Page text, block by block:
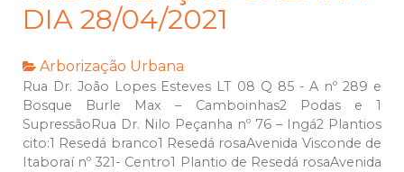
DIA 28/04/2021
Arborização Urbana
Rua Dr. João Lopes Esteves LT 08 Q 85 - A nº 289 e
Bosque Burle Max – Camboinhas2 Podas e 1
SupressãoRua Dr. Nilo Peçanha nº 76 – Ingá2 Plantios
cito:1 Resedá branco1 Resedá rosaAvenida Visconde de
Itaboraí nº 321- Centro1 Plantio de Resedá rosaAvenida